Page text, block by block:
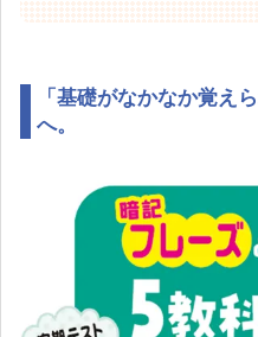
「基礎がなかなか覚え
へ。